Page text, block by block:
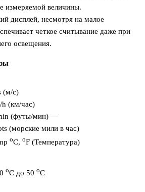
измеряемой величины.
дисплей, несмотря на малое
четкое считывание даже при
освещения.
(м/с)
h (км/час)
(футы/мин) —
(морские мили в час)
оС, оF (Температура)
оС до 50 оС